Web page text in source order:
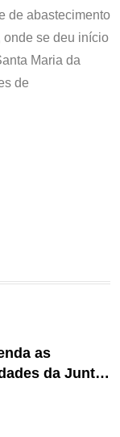
de abastecimento
onde se deu início
Maria da
de
as
da Junta
de Ver